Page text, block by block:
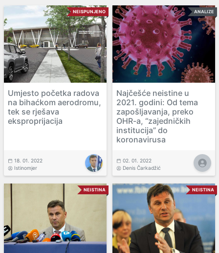
NEISPUNJENO
Umjesto početka radova
na bihaćkom aerodromu,
tek se rješava
eksproprijacija
18. 01. 2022
Istinomjer
ANALIZE
Najčešće neistine u
2021. godini: Od tema
zapošljavanja, preko
OHR-a, “zajedničkih
institucija” do
koronavirusa
02. 01. 2022
Denis Čarkadžić
NEISTINA NEISTINA